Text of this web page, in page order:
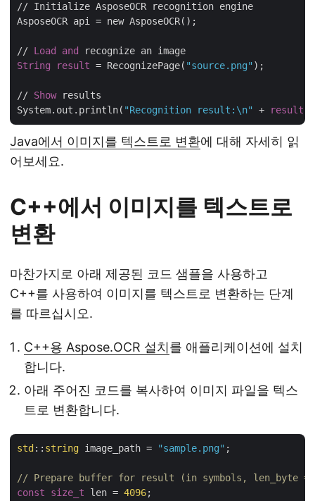
// Initialize AsposeOCR recognition engine
AsposeOCR api = new AsposeOCR();
// Load and
String
result = RecognizePage( "source.png" );
// Show results
System.out.println( "Recognition result:\n" + result
Java에서 이미지를 텍스트로 변환에 대해 자세히 읽
어보세요.
C++에서 이미지를 텍스트로
변환
마찬가지로 아래 제공된 코드 샘플을 사용하고
C++를 사용하여 이미지를 텍스트로 변환하는 단계
를 따르십시오.
C++용 Aspose.OCR 설치를 애플리케이션에 설치
합니다.
아래 주어진 코드를 복사하여 이미지 파일을 텍스
트로 변환합니다.
std :: string image_path = "sample.png" ;
// Prepare buffer for result (in symbols, len_byte =
const
size_t len = 4096